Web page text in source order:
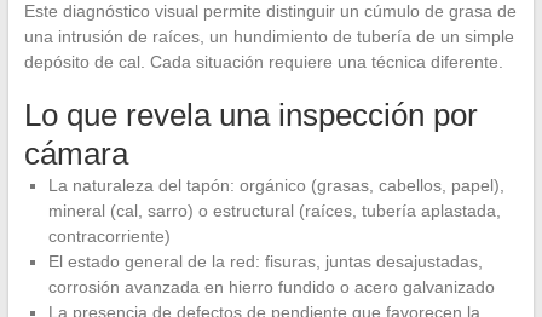
Este diagnóstico visual permite distinguir un cúmulo de grasa de
una intrusión de raíces, un hundimiento de tubería de un simple
depósito de cal. Cada situación requiere una técnica diferente.
Lo que revela una inspección por
cámara
La naturaleza del tapón: orgánico (grasas, cabellos, papel),
mineral (cal, sarro) o estructural (raíces, tubería aplastada,
contracorriente)
El estado general de la red: fisuras, juntas desajustadas,
corrosión avanzada en hierro fundido o acero galvanizado
La presencia de defectos de pendiente que favorecen la